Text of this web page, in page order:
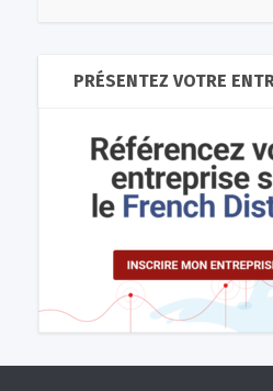
PRÉSENTEZ VOTRE